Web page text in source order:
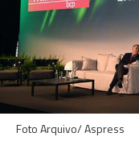
Foto Arquivo/ Aspress